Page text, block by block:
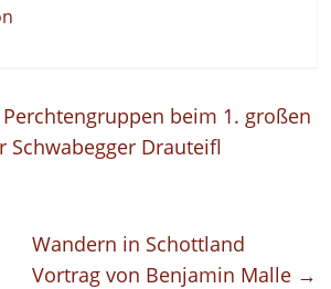
beim 1. großen
Schwabegger Drauteifl
Wandern in Schottland
Vortrag von Benjamin Malle →